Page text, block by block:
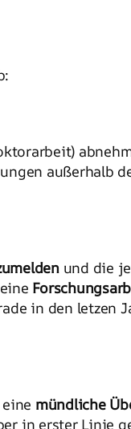
außerhalb
und die
in den letzen
mündliche
in erster Linie